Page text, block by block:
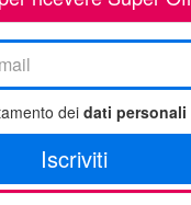
dei dati personali
Iscriviti